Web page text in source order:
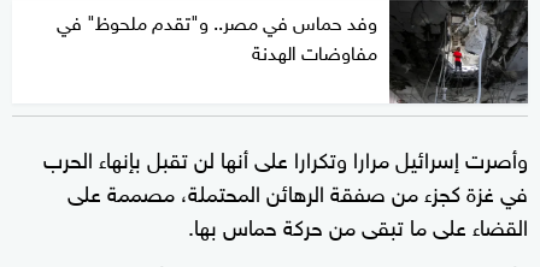
وفد حماس في مصر.. و"تقدم ملحوظ" في
مفاوضات الهدنة
وأصرت إسرائيل مرارا وتكرارا على أنها لن تقبل بإنهاء الحرب
في غزة كجزء من صفقة الرهائن المحتملة، مصممة على
القضاء على ما تبقى من حركة حماس بها.